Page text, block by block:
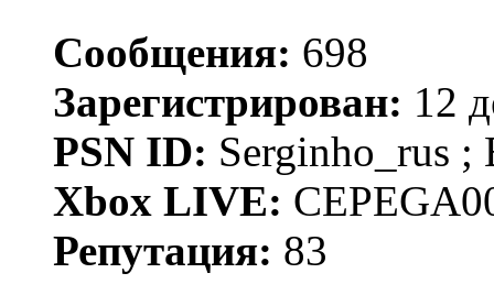
Сообщения: 698
Зарегистрирован: 12
PSN ID: Serginho_rus
Xbox LIVE:
Репутация: 83